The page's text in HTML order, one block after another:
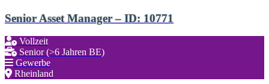
Senior Asset Manager – ID: 10771
Vollzeit
Senior (>6 Jahren BE)
Gewerbe
Rheinland